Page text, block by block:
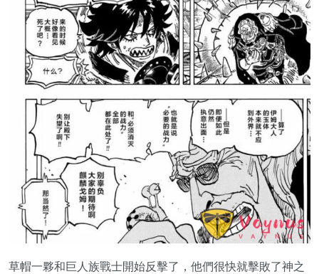
草帽一夥和巨人族戰士開始反擊了，他們很快就擊敗了神之